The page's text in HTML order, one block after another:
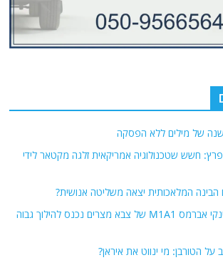
חשש שטכנולוגיה אמריקאית זלגה מקטאר לידי
המלאכותית יצאה משליטה אנושית?
פרוייקט שידרוג 555 טנקי אברמס M1A1 של צבא מצרים נכנס להילוך גבוה
על הטורבן: מי ינווט את איראן?